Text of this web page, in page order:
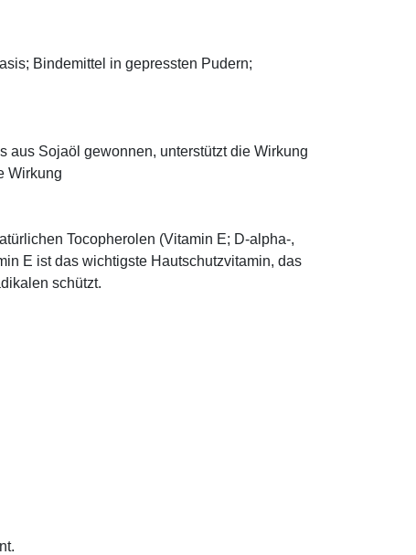
Bindemittel in gepressten Pudern;
aus Sojaöl gewonnen, unterstützt die Wirkung
Wirkung
Tocopherolen (Vitamin E; D-alpha-,
E ist das wichtigste Hautschutzvitamin, das
schützt.